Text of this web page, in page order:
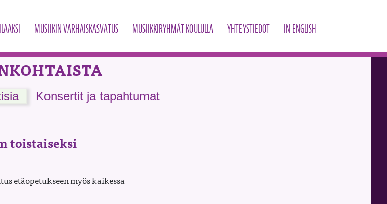
MUSIIKIN VARHAISKASVATUS MUSIIKKIRYHMÄT KOULULLA YHTEYSTIEDOT IN ENGLISH
Konsertit ja tapahtumat
toistaiseksi
etäopetukseen myös kaikessa